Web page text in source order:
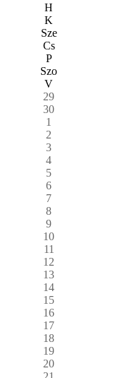
H
K
Sze
Cs
P
Szo
V
29
30
1
2
3
4
5
6
7
8
9
10
11
12
13
14
15
16
17
18
19
20